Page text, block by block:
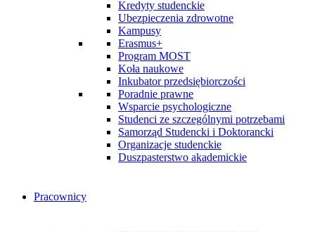
Kredyty studenckie
Ubezpieczenia zdrowotne
Kampusy
Erasmus+
Program MOST
Koła naukowe
Inkubator przedsiębiorczości
Poradnie prawne
Wsparcie psychologiczne
Studenci ze szczególnymi potrzebami
Samorząd Studencki i Doktorancki
Organizacje studenckie
Duszpasterstwo akademickie
Pracownicy